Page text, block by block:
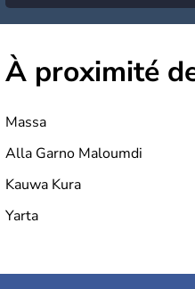
À proximité
Massa
Alla Garno Maloumdi
Kauwa Kura
Yarta